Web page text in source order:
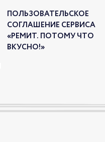
ПОЛЬЗОВАТЕЛЬСКОЕ
СОГЛАШЕНИЕ СЕРВИСА
«РЕМИТ. ПОТОМУ ЧТО
ВКУСНО!»